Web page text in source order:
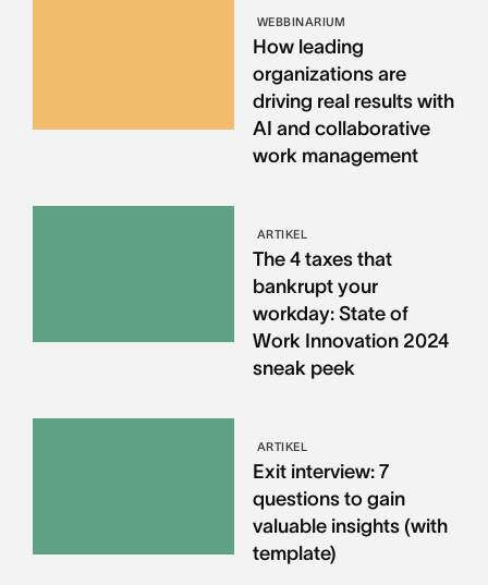
WEBBINARIUM
How leading
organizations are
driving real results with
AI and collaborative
work management
ARTIKEL
The 4 taxes that
bankrupt your
workday: State of
Work Innovation 2024
sneak peek
ARTIKEL
Exit interview: 7
questions to gain
valuable insights (with
template)